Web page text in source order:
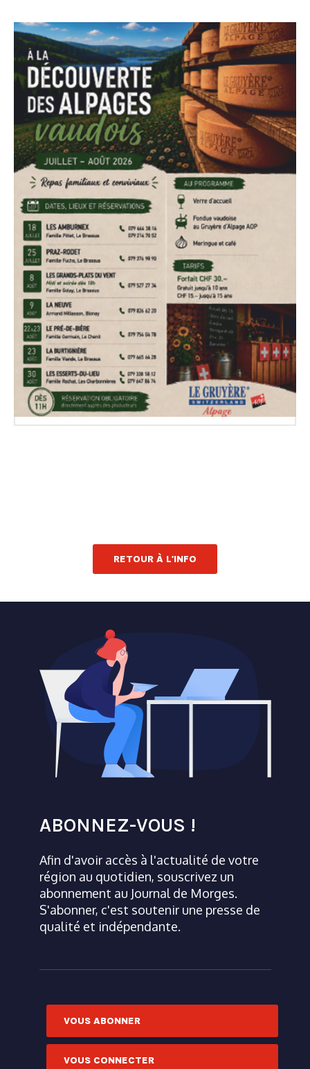
RETOUR À L'INFO
ABONNEZ-VOUS !
Afin d'avoir accès à l'actualité de votre
région au quotidien, souscrivez un
abonnement au Journal de Morges.
S'abonner, c'est soutenir une presse de
qualité et indépendante.
VOUS ABONNER
VOUS CONNECTER